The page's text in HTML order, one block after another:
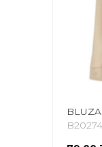
B20274